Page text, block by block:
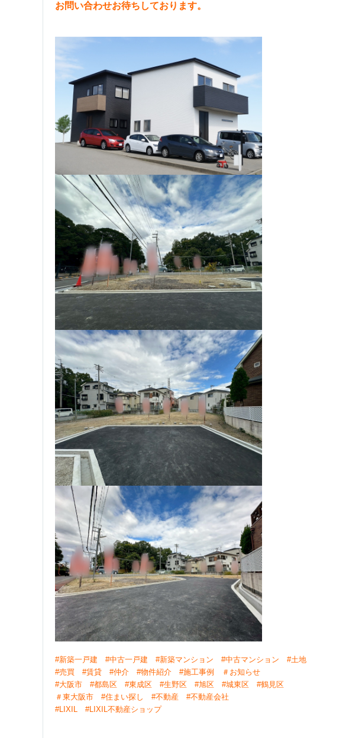
お問い合わせお待ちしております。
#新築一戸建 #中古一戸建 #新築マンション #中古マンション #土地
#売買 #賃貸 #仲介 #物件紹介 #施工事例 ＃お知らせ
#大阪市 #都島区 #東成区 #生野区 #旭区 #城東区 #鶴見区
＃東大阪市 #住まい探し #不動産 #不動産会社
#LIXIL #LIXIL不動産ショップ